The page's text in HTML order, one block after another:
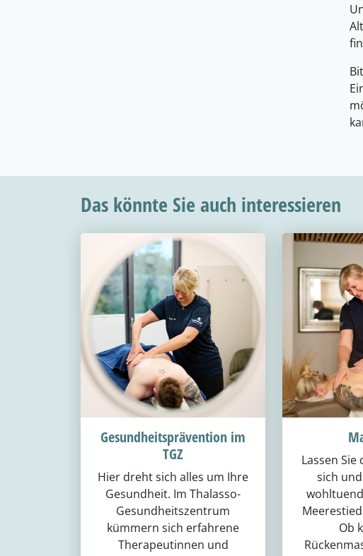
Das könnte Sie auch interessieren
Gesundheitsprävention im
TGZ
Hier dreht sich alles um Ihre
Gesundheit. Im Thalasso-
Gesundheitszentrum
kümmern sich erfahrene
Therapeutinnen und
Lassen
sich
Ob